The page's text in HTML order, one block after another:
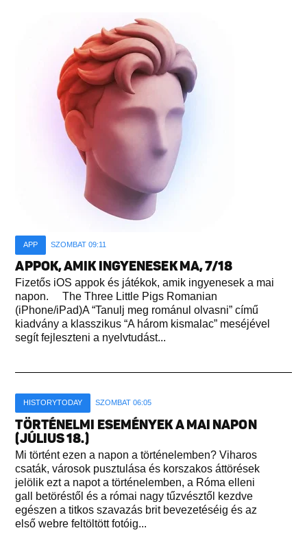
APP SZOMBAT 09:11
APPOK, AMIK INGYENESEK MA, 7/18
Fizetős iOS appok és játékok, amik ingyenesek a mai
napon. The Three Little Pigs Romanian
(iPhone/iPad)A “Tanulj meg románul olvasni” című
kiadvány a klasszikus “A három kismalac” meséjével
segít fejleszteni a nyelvtudást...
HISTORYTODAY SZOMBAT 06:05
TÖRTÉNELMI ESEMÉNYEK A MAI NAPON
(JÚLIUS 18.)
Mi történt ezen a napon a történelemben? Viharos
csaták, városok pusztulása és korszakos áttörések
jelölik ezt a napot a történelemben, a Róma elleni
gall betöréstől és a római nagy tűzvésztől kezdve
egészen a titkos szavazás brit bevezetéséig és az
első webre feltöltött fotóig...